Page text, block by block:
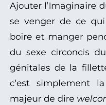
Ajouter l’Imaginaire
se venger de ce
boire et manger
du sexe circoncis
génitales de la
c’est simplement
majeur de dire